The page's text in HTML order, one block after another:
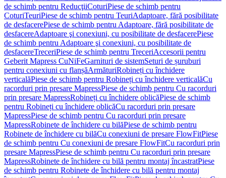
de schimb pentru ReducţiiCoturiPiese de schimb pentru
CoturiTeuriPiese de schimb pentru TeuriAdaptoare, fără posibilitate
de desfacerePiese de schimb pentru Adaptoare, fără posibilitate de
desfacereAdaptoare şi conexiuni, cu posibilitate de desfacerePiese
de schimb pentru Adaptoare şi conexiuni, cu posibilitate de
desfacereTreceriPiese de schimb pentru TreceriAccesorii pentru
Geberit Mapress CuNiFeGarnituri de sistemSeturi de șuruburi
pentru conexiuni cu flanșăArmăturiRobineți cu închidere
verticalăPiese de schimb pentru Robineți cu închidere verticalăCu
racorduri prin presare MapressPiese de schimb pentru Cu racorduri
prin presare MapressRobineți cu închidere oblicăPiese de schimb
pentru Robineți cu închidere oblicăCu racorduri prin presare
MapressPiese de schimb pentru Cu racorduri prin presare
MapressRobinete de închidere cu bilăPiese de schimb pentru
Robinete de închidere cu bilăCu conexiuni de presare FlowFitPiese
de schimb pentru Cu conexiuni de presare FlowFitCu racorduri prin
presare MapressPiese de schimb pentru Cu racorduri prin presare
MapressRobinete de închidere cu bilă pentru montaj încastratPiese
de schimb pentru Robinete de închidere cu bilă pentru montaj